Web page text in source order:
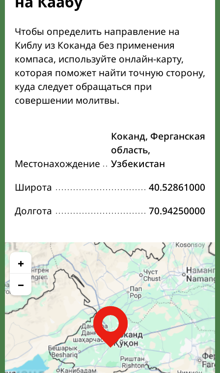
Чтобы определить направление на
Киблу из Коканда без применения
компаса, используйте онлайн-карту,
которая поможет найти точную сторону,
куда следует обращаться при
совершении молитвы.
Местонахождение
Коканд, Ферганская
область,
Узбекистан
Широта
40.52861000
Долгота
70.94250000
+
−